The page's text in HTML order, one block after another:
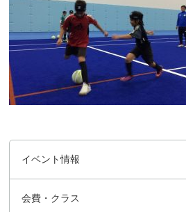
イベント情報
会費・クラス